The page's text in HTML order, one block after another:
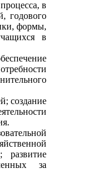
в
годового
формы,
в
создание
развитие
за